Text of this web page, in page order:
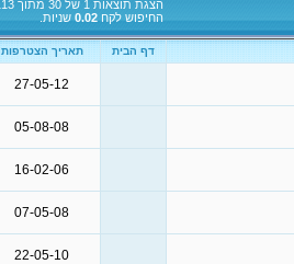
הצגת תוצאות 1 של 30 מתוך 113
החיפוש לקח0.02 שניות.
דף הבית תאריך הצטרפות
27-05-12
05-08-08
16-02-06
07-05-08
22-05-10